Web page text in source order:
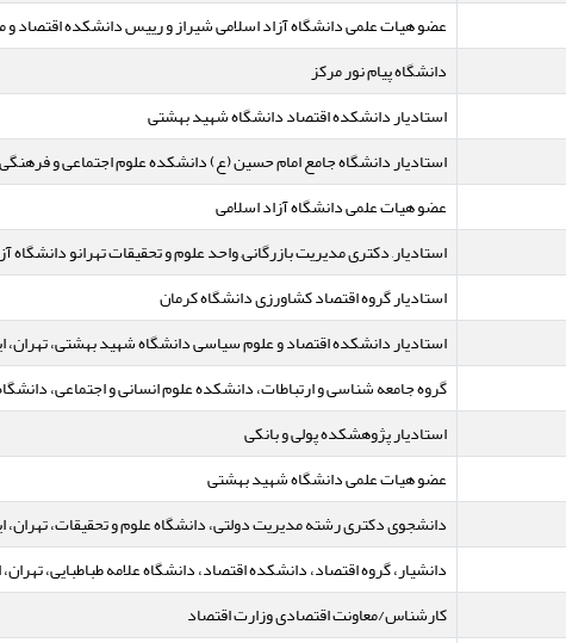
عضو هیات علمی دانشگاه آزاد اسلامی شیراز و رییس دانشکده اقتصاد و
دانشگاه پیام نور مرکز
استادیار دانشکده اقتصاد دانشگاه شهید بهشتی
استادیار دانشگاه جامع امام حسین (ع) دانشکده علوم اجتماعی و
عضو هیات علمی دانشگاه آزاد اسلامی
استادیار, دکتری مدیریت بازرگانی, واحد علوم و تحقیقات تهرانو دانشگاه
استادیار گروه اقتصاد کشاورزی دانشگاه کرمان
استادیار دانشکده اقتصاد و علوم سیاسی دانشگاه شهید بهشتی، تهران،
گروه جامعه شناسی و ارتباطات، دانشکده علوم انسانی و اجتماعی،
استادیار پژوهشکده پولی و بانکی
عضو هیات علمی دانشگاه شهید بهشتی
دانشجوی دکتری رشته مدیریت دولتی، دانشگاه علوم و تحقیقات، تهران،
دانشیار، گروه اقتصاد، دانشکده اقتصاد، دانشگاه علامه طباطبایی، تهران،
کارشناس/معاونت اقتصادی وزارت اقتصاد